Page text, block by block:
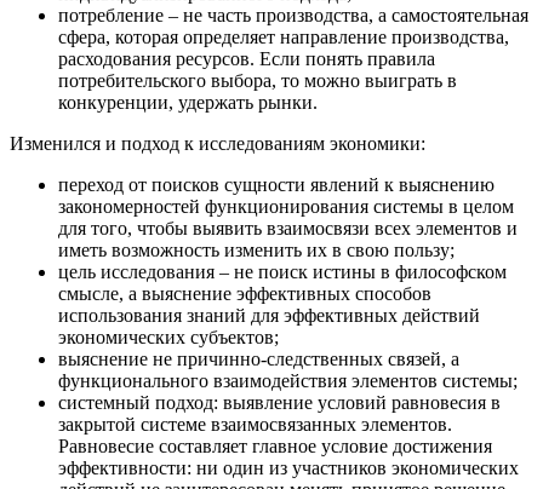
потребление – не часть производства, а самостоятельная
сфера, которая определяет направление производства,
расходования ресурсов. Если понять правила
потребительского выбора, то можно выиграть в
конкуренции, удержать рынки.
Изменился и подход к исследованиям экономики:
переход от поисков сущности явлений к выяснению
закономерностей функционирования системы в целом
для того, чтобы выявить взаимосвязи всех элементов и
иметь возможность изменить их в свою пользу;
цель исследования – не поиск истины в философском
смысле, а выяснение эффективных способов
использования знаний для эффективных действий
экономических субъектов;
выяснение не причинно-следственных связей, а
функционального взаимодействия элементов системы;
системный подход: выявление условий равновесия в
закрытой системе взаимосвязанных элементов.
Равновесие составляет главное условие достижения
эффективности: ни один из участников экономических